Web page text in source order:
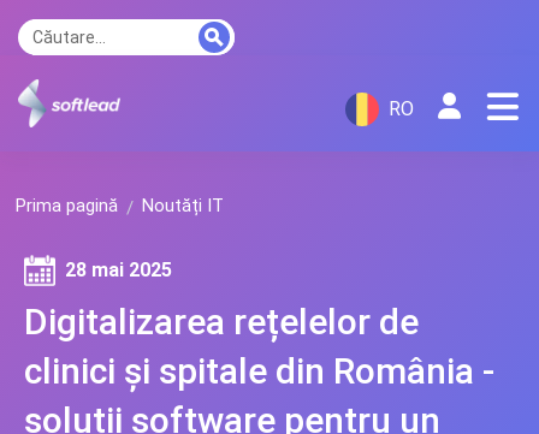
RO
Prima pagină Noutăți IT
Digitalizarea rețelelor de
clinici și spitale din România -
soluții software pentru un
28 mai 2025